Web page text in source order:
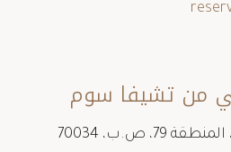
من تشيفا سوم
بناية رقم 100، شارع 319، المنطقة 79، ص.ب، 70034